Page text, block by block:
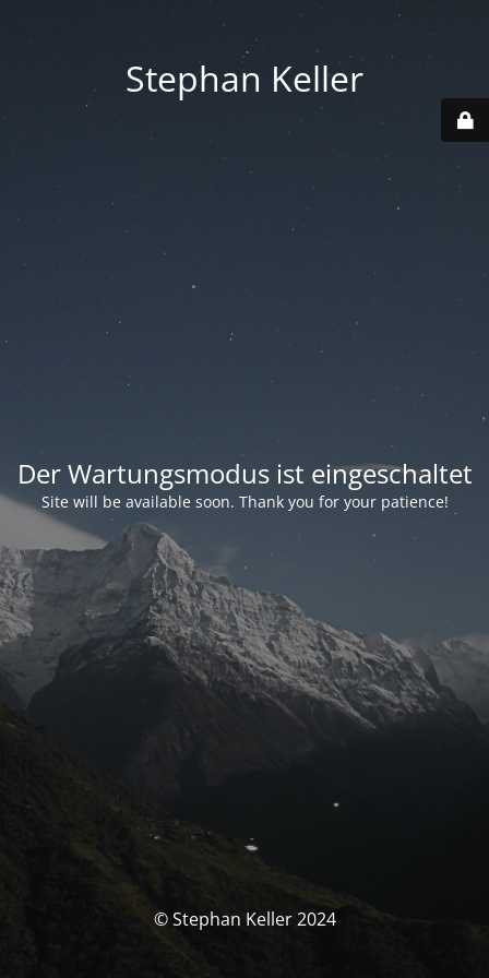
Stephan Keller
Der Wartungsmodus ist eingeschaltet
Site will be available soon. Thank you for your patience!
© Stephan Keller 2024